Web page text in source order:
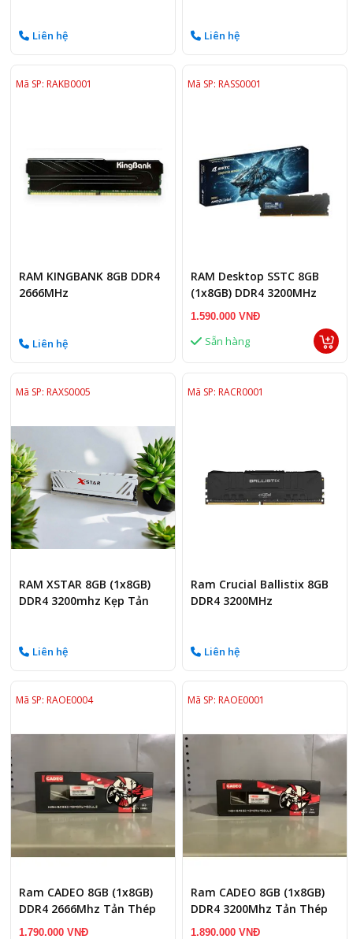
Liên hệ Liên hệ
Mã SP: RAKB0001
RAM KINGBANK 8GB DDR4
2666MHz
Liên hệ
Mã SP: RASS0001
RAM Desktop SSTC 8GB
(1x8GB) DDR4 3200MHz
Black
1.590.000 VNĐ
Sẵn hàng
Mã SP: RAXS0005
RAM XSTAR 8GB (1x8GB)
DDR4 3200mhz Kẹp Tản
Liên hệ
Mã SP: RACR0001
Ram Crucial Ballistix 8GB
DDR4 3200MHz
Liên hệ
Mã SP: RAOE0004
Ram CADEO 8GB (1x8GB)
DDR4 2666Mhz Tản Thép
1.790.000 VNĐ
Mã SP: RAOE0001
Ram CADEO 8GB (1x8GB)
DDR4 3200Mhz Tản Thép
1.890.000 VNĐ